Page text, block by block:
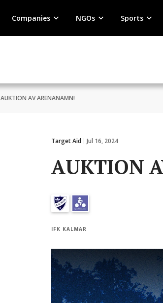
Companies NGOs Sports
AUKTION AV ARENANAMN!
Target Aid Jul 16, 2024
AUKTION
IFK KALMAR